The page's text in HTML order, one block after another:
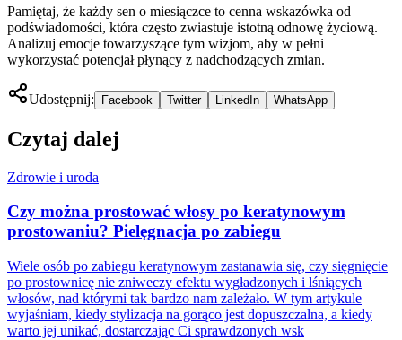
Pamiętaj, że każdy sen o miesiączce to cenna wskazówka od
podświadomości, która często zwiastuje istotną odnowę życiową.
Analizuj emocje towarzyszące tym wizjom, aby w pełni
wykorzystać potencjał płynący z nadchodzących zmian.
Udostępnij: Facebook Twitter LinkedIn WhatsApp
Czytaj dalej
Zdrowie i uroda
Czy można prostować włosy po keratynowym
prostowaniu? Pielęgnacja po zabiegu
Wiele osób po zabiegu keratynowym zastanawia się, czy sięgnięcie
po prostownicę nie zniweczy efektu wygładzonych i lśniących
włosów, nad którymi tak bardzo nam zależało. W tym artykule
wyjaśniam, kiedy stylizacja na gorąco jest dopuszczalna, a kiedy
warto jej unikać, dostarczając Ci sprawdzonych wsk